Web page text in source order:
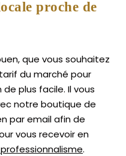
proche de
que vous souhaitez
du marché pour
de plus facile. Il vous
notre boutique de
par email afin de
vous recevoir en
.